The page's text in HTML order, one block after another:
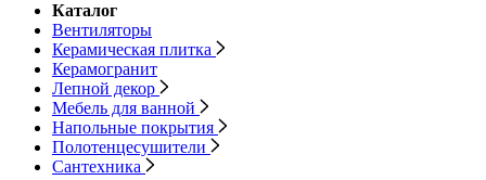
Каталог
Вентиляторы
Керамическая плитка
Керамогранит
Лепной декор
Мебель для ванной
Напольные покрытия
Полотенцесушители
Сантехника